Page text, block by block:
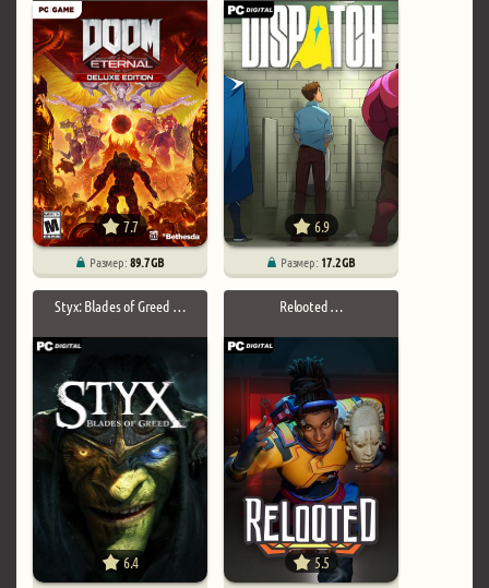
7.7
Размер:89.7 GB
6.9
Размер: 17.2 GB
Styx: Blades of Greed …
6.4
Relooted …
5.5